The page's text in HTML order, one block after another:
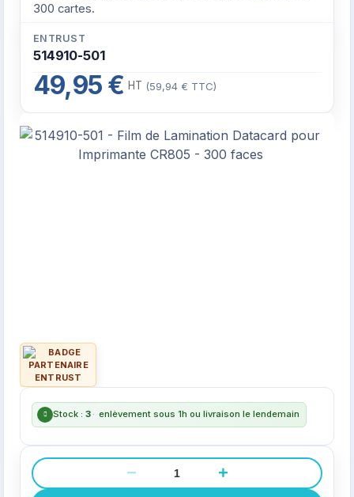
300 cartes.
ENTRUST
514910-501
49,95 € HT (59,94 € TTC)
Stock : 3 · enlèvement sous 1h ou livraison le lendemain
− +